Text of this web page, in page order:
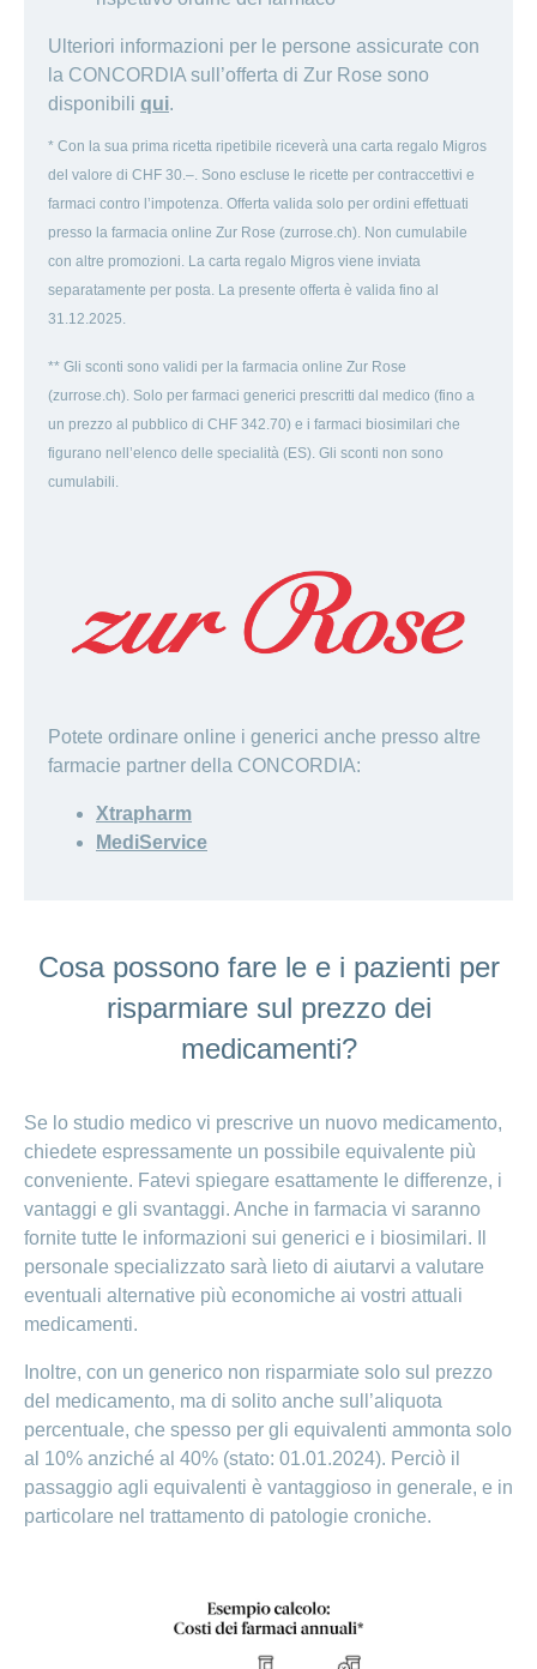
Ulteriori informazioni per le persone assicurate con
la CONCORDIA sull’offerta di Zur Rose sono
disponibili qui.
* Con la sua prima ricetta ripetibile riceverà una carta regalo Migros
del valore di CHF 30.–. Sono escluse le ricette per contraccettivi e
farmaci contro l’impotenza. Offerta valida solo per ordini effettuati
presso la farmacia online Zur Rose (zurrose.ch). Non cumulabile
con altre promozioni. La carta regalo Migros viene inviata
separatamente per posta. La presente offerta è valida fino al
31.12.2025.
** Gli sconti sono validi per la farmacia online Zur Rose
(zurrose.ch). Solo per farmaci generici prescritti dal medico (fino a
un prezzo al pubblico di CHF 342.70) e i farmaci biosimilari che
figurano nell’elenco delle specialità (ES). Gli sconti non sono
cumulabili.
Potete ordinare online i generici anche presso altre
farmacie partner della CONCORDIA:
Xtrapharm
MediService
Cosa possono fare le e i pazienti per
risparmiare sul prezzo dei
medicamenti?
Se lo studio medico vi prescrive un nuovo medicamento,
chiedete espressamente un possibile equivalente più
conveniente. Fatevi spiegare esattamente le differenze, i
vantaggi e gli svantaggi. Anche in farmacia vi saranno
fornite tutte le informazioni sui generici e i biosimilari. Il
personale specializzato sarà lieto di aiutarvi a valutare
eventuali alternative più economiche ai vostri attuali
medicamenti.
Inoltre, con un generico non risparmiate solo sul prezzo
del medicamento, ma di solito anche sull’aliquota
percentuale, che spesso per gli equivalenti ammonta solo
al 10% anziché al 40% (stato: 01.01.2024). Perciò il
passaggio agli equivalenti è vantaggioso in generale, e in
particolare nel trattamento di patologie croniche.